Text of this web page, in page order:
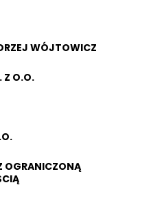
WÓJTOWICZ
Z O.O.
OGRANICZONĄ